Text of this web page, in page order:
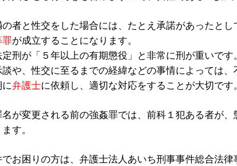
者と性交をした場合には、たとえ承諾があったとし
罪が成立することになります。
刑が「５年以上の有期懲役」と非常に刑が重いです。
や、性交に至るまでの経緯などの事情によっては
弁護士に依頼し、適切な対応をすることが大切です。
名が変更される前の強姦罪では、前科１犯ある者が
す。
お困りの方は、弁護士法人あいち刑事事件総合法律